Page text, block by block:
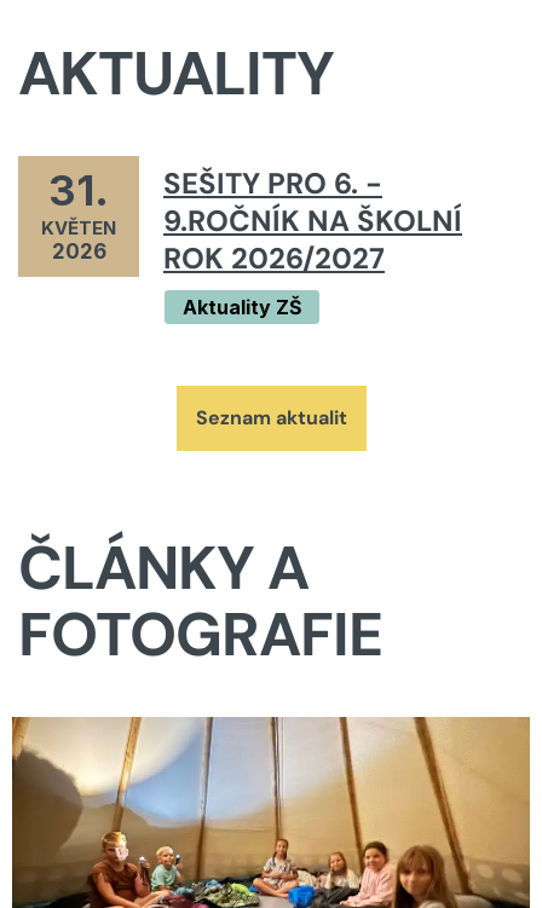
AKTUALITY
31.
KVĚTEN
2026
SEŠITY PRO 6. -
9.ROČNÍK NA ŠKOLNÍ
ROK 2026/2027
Aktuality ZŠ
Seznam aktualit
ČLÁNKY A
FOTOGRAFIE